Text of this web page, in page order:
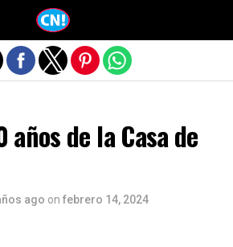
años de la Casa de
ago on febrero 14, 2024
de la versión móvil